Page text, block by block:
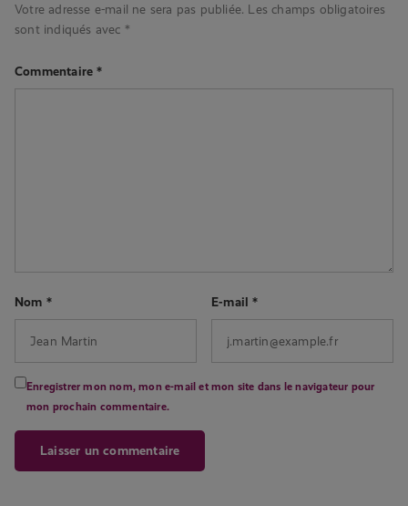
Votre adresse e-mail ne sera pas publiée. Les champs obligatoires
sont indiqués avec *
Commentaire*
Nom * E-mail*
Enregistrer mon nom, mon e-mail et mon site dans le navigateur pour
mon prochain commentaire.